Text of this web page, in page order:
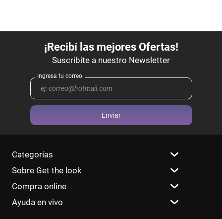
Enviar
Categorías
Sobre Get the look
Compra online
Ayuda en vivo